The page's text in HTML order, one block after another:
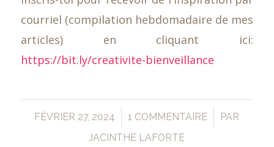
courriel (compilation hebdomadaire de mes
articles) en cliquant ici:
https://bit.ly/creativite-bienveillance
FÉVRIER 27, 2024
/ 1 COMMENTAIRE
/
PAR
JACINTHE LAFORTE